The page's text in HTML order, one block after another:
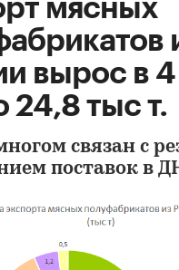
мясных
вырос в
24,8 тыс т.
связан с
поставок в